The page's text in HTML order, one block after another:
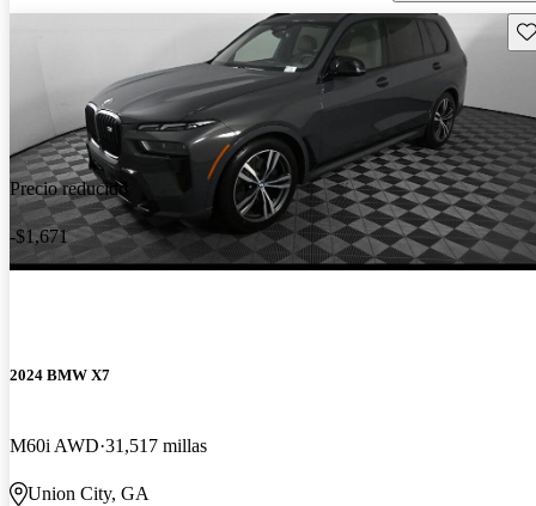
Precio reducido
-$1,671
2024 BMW X7
M60i AWD 31,517 millas
Union City, GA